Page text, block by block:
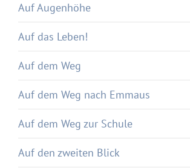
Auf Augenhöhe
Auf das Leben!
Auf dem Weg
Auf dem Weg nach Emmaus
Auf dem Weg zur Schule
Auf den zweiten Blick